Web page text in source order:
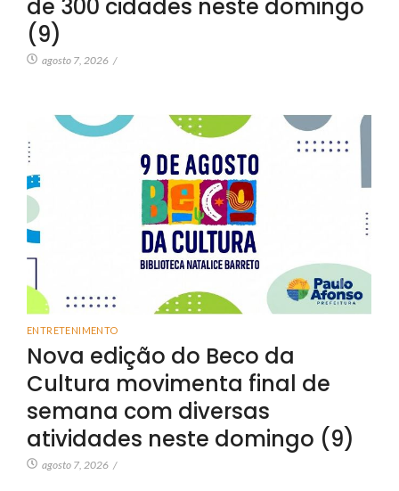
de 300 cidades neste domingo
(9)
agosto 7, 2026 /
ENTRETENIMENTO
Nova edição do Beco da
Cultura movimenta final de
semana com diversas
atividades neste domingo (9)
agosto 7, 2026 /